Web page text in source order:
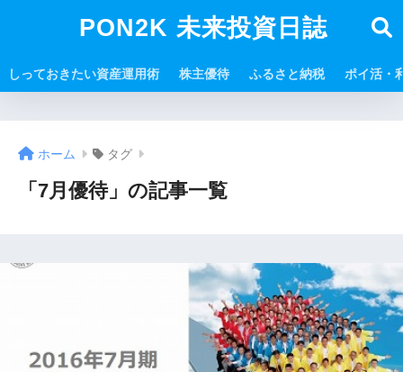
PON2K 未来投資日誌
しっておきたい資産運用術 株主優待 ふるさと納税 ポイ活・
ホーム タグ
「7月優待」の記事一覧